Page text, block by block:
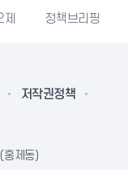
정책브리핑
저작권정책
제동)